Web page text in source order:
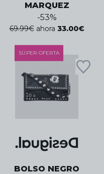
MARQUEZ
-53%
69.99€ ahora 33.00€
SÚPER OFERTA
BOLSO NEGRO